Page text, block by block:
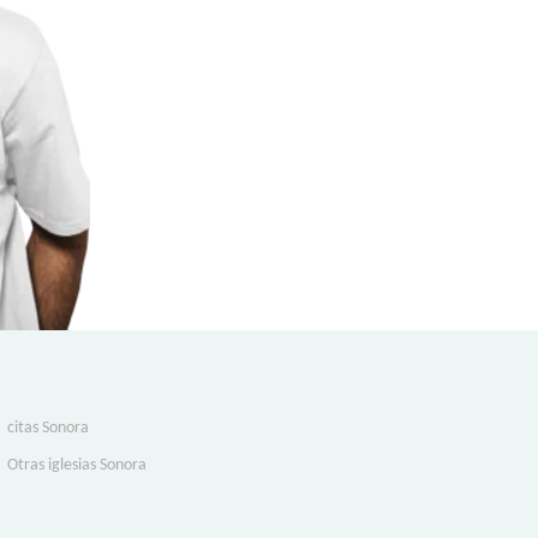
citas Sonora
Otras iglesias Sonora